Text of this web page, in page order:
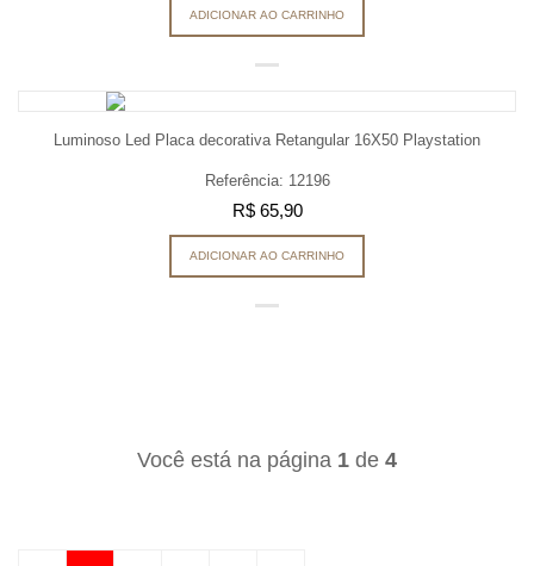
ADICIONAR AO CARRINHO
Luminoso Led Placa decorativa Retangular 16X50 Playstation
Referência: 12196
R$ 65,90
ADICIONAR AO CARRINHO
Você está na página 1 de 4